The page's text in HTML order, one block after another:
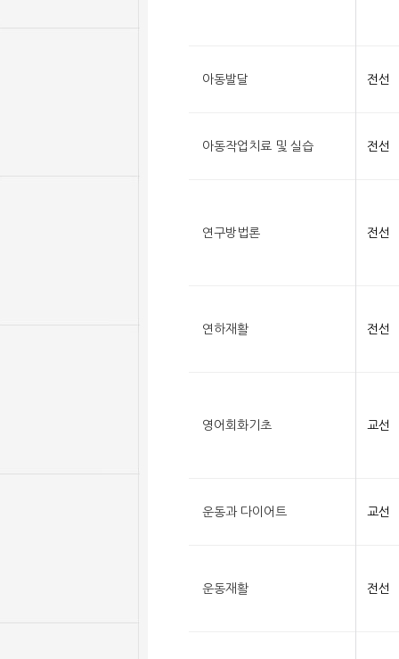
아동발달 전선
아동작업치료 및 실습 전선
연구방법론 전선
연하재활 전선
영어회화기초 교선
운동과 다이어트 교선
운동재활 전선